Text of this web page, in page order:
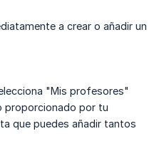
a crear o añadir un
"Mis profesores"
proporcionado por tu
que puedes añadir tantos